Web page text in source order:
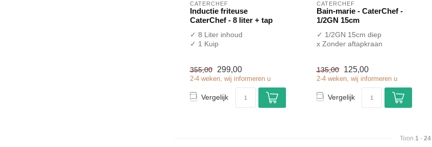
CATERCHEF
Inductie friteuse
CaterChef - 8 liter + tap
✓ 8 Liter inhoud
✓ 1 Kuip
✓ 3,5 kW
✓ 230 Volt
355,00 299,00
2-4 weken, wij informeren u
Vergelijk
CATERCHEF
Bain-marie - CaterChef -
1/2GN 15cm
✓ 1/2GN 15cm diep
x Zonder aftapkraan
✓ 230 Volt
135,00 125,00
2-4 weken, wij informeren u
Vergelijk
Toon 1 - 24